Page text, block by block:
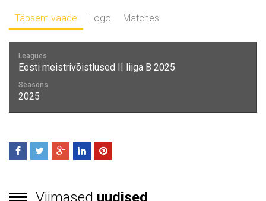
Täpsem vaade Logo Matches
Leagues
Eesti meistrivõistlused II liiga B 2025
Seasons
2025
Viimased uudised